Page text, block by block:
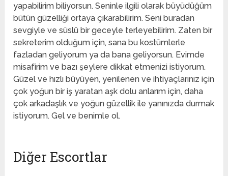
yapabilirim biliyorsun. Seninle ilgili olarak büyüdüğüm
bütün güzelliği ortaya çıkarabilirim. Seni buradan
sevgiyle ve süslü bir geceyle terleyebilirim. Zaten bir
sekreterim olduğum için, sana bu kostümlerle
fazladan geliyorum ya da bana geliyorsun. Evimde
misafirim ve bazı şeylere dikkat etmenizi istiyorum.
Güzel ve hızlı büyüyen, yenilenen ve ihtiyaçlarınız için
çok yoğun bir iş yaratan aşk dolu anlarım için, daha
çok arkadaşlık ve yoğun güzellik ile yanınızda durmak
istiyorum. Gel ve benimle ol.
Diğer Escortlar